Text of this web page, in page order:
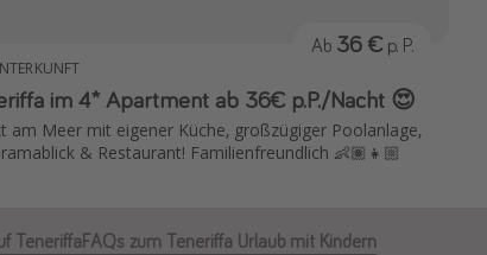
im 4* Apartment ab 36€ p.P./Nacht 😍
am Meer mit eigener Küche, großzügiger Poolanlage,
& Restaurant! Familienfreundlich 👶🏽👧🏼
Ab 36 €p. P.
TeneriffaFAQs zum Teneriffa Urlaub mit Kindern